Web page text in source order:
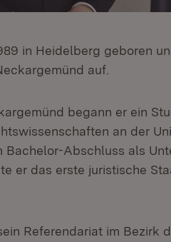
in Heidelberg geboren
auf.
begann er ein
an der
Bachelor-Abschluss als
er das erste juristische
Referendariat im Bezirk